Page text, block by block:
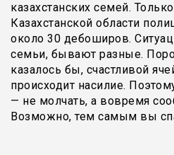
казахстанских семей.
Казахстанской области
около 30 дебоширов.
семьи, бывают разные.
казалось бы, счастливой
происходит насилие.
— не молчать, а вовремя
Возможно, тем самым вы